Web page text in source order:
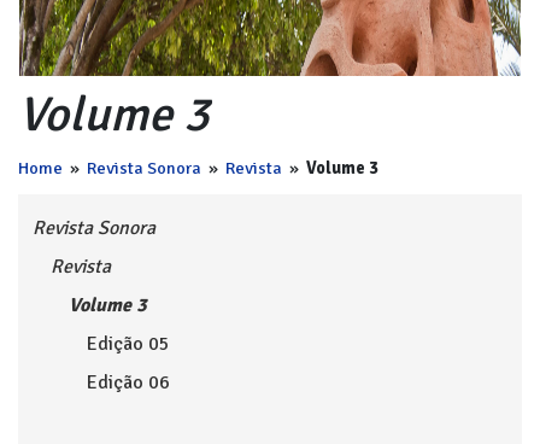
Volume 3
Home » Revista Sonora » Revista » Volume 3
Revista Sonora
Revista
Volume 3
Edição 05
Edição 06